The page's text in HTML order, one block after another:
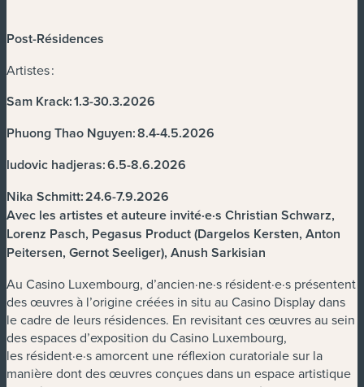
Post-Résidences
Artistes :
Sam Krack: 1.3-30.3.2026
Phuong Thao Nguyen: 8.4-4.5.2026
ludovic hadjeras: 6.5-8.6.2026
Nika Schmitt: 24.6-7.9.2026
Avec les artistes et auteure invité·e·s Christian Schwarz,
Lorenz Pasch, Pegasus Product (Dargelos Kersten, Anton
Peitersen, Gernot Seeliger), Anush Sarkisian ​​​​​​​
Au Casino Luxembourg, d’ancien·ne·s résident·e·s présentent
des œuvres à l’origine créées in situ au Casino Display dans
le cadre de leurs résidences. En revisitant ces œuvres au sein
des espaces d’exposition du Casino Luxembourg,
les résident·e·s amorcent une réflexion curatoriale sur la
manière dont des œuvres conçues dans un espace artistique